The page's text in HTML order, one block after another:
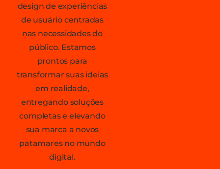
design de experiências
de usuário centradas
nas necessidades do
público. Estamos
prontos para
transformar suas ideias
em realidade,
entregando soluções
completas e elevando
sua marca a novos
patamares no mundo
digital.